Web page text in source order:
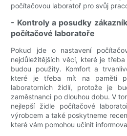
počítačovou laboratoř pro svůj
- Kontroly a posudky
počítačové laboratoře
Pokud jde o nastavení
nejdůležitějších věcí, které je
budou použity. Komfort a
které je třeba mít na paměti
laboratorních židlí, protože je
zaměstnanci po dlouhou dobu. V
nejlepší židle počítačové
výrobcem a také poskytneme
které vám pomohou učinit